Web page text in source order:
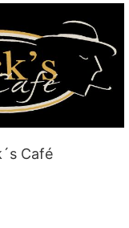
Café